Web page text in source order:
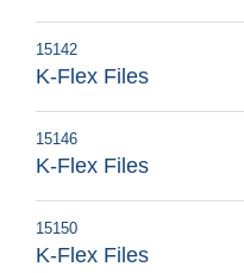
15142
K-Flex Files
15146
K-Flex Files
15150
K-Flex Files